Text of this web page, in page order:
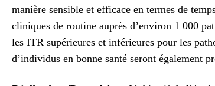
manière sensible et efficace en termes de
cliniques de routine auprès d’environ 1 000
les ITR supérieures et inférieures pour les
d’individus en bonne santé seront également